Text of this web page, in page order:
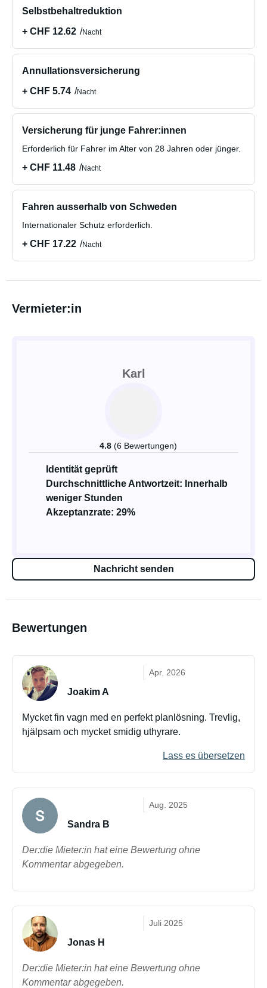
Selbstbehaltreduktion
+ CHF 12.62
Nacht
Annullationsversicherung
+ CHF 5.74
Nacht
Versicherung für junge Fahrer:innen
Erforderlich für Fahrer im Alter von 28 Jahren oder jünger.
+ CHF 11.48 Nacht
Fahren ausserhalb von Schweden
Internationaler Schutz erforderlich.
+ CHF 17.22 Nacht
Vermieter:in
Karl
4.8 (6 Bewertungen)
Identität geprüft
Durchschnittliche Antwortzeit: Innerhalb
weniger Stunden
Akzeptanzrate: 29%
Nachricht senden
Bewertungen
Apr. 2026
Joakim A
Mycket fin vagn med en perfekt planlösning. Trevlig,
hjälpsam och mycket smidig uthyrare.
Lass es übersetzen
Aug. 2025
Sandra B
Der:die Mieter:in hat eine Bewertung ohne
Kommentar abgegeben.
Juli 2025
Jonas H
Der:die Mieter:in hat eine Bewertung ohne
Kommentar abgegeben.